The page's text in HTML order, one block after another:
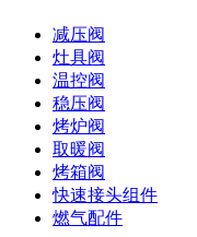
减压阀
灶具阀
温控阀
稳压阀
烤炉阀
取暖阀
烤箱阀
快速接头组件
燃气配件